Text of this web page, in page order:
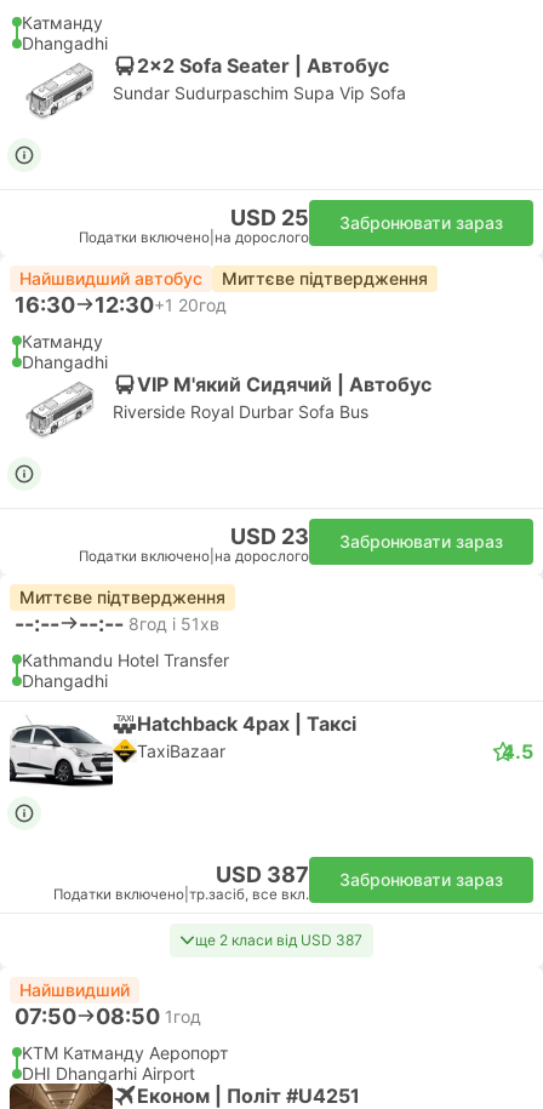
Катманду
Dhangadhi
2x2 Sofa Seater | Автобус
Sundar Sudurpaschim Supa Vip Sofa
USD 25
Податки включено на дорослого
Забронювати зараз
Найшвидший автобус Миттєве підтвердження
16:30 12:30+1 20год
Катманду
Dhangadhi
VIP М'який Сидячий | Автобус
Riverside Royal Durbar Sofa Bus
USD 23
Податки включено на дорослого
Забронювати зараз
Миттєве підтвердження
--:-- --:-- 8год і 51хв
Kathmandu Hotel Transfer
Dhangadhi
Hatchback 4pax | Таксі
TaxiBazaar 4.5
USD 387
Податки включено тр.засіб, все вкл.
Забронювати зараз
ще 2 класи від USD 387
Найшвидший
07:50 08:50 1год
KTM Катманду Аеропорт
DHI Dhangarhi Airport
Економ | Політ #U4251